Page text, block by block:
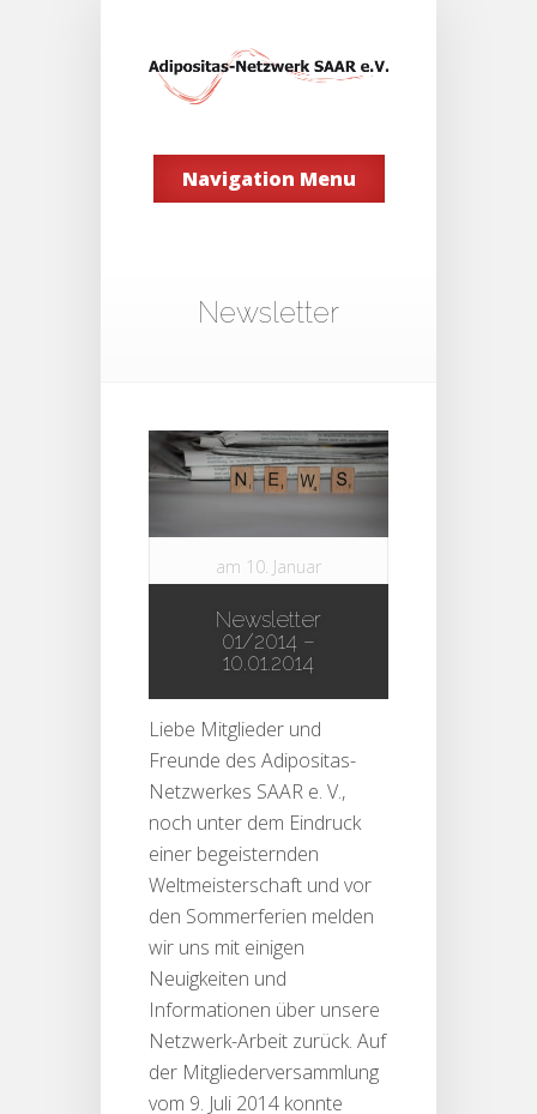
Navigation Menu
Newsletter
Newsletter
01/2014 –
10.01.2014
am 10. Januar
Newsletter|0
comments
Liebe Mitglieder und
Freunde des Adipositas-
Netzwerkes SAAR e. V.,
noch unter dem Eindruck
einer begeisternden
Weltmeisterschaft und vor
den Sommerferien melden
wir uns mit einigen
Neuigkeiten und
Informationen über unsere
Netzwerk-Arbeit zurück. Auf
der Mitgliederversammlung
vom 9. Juli 2014 konnte